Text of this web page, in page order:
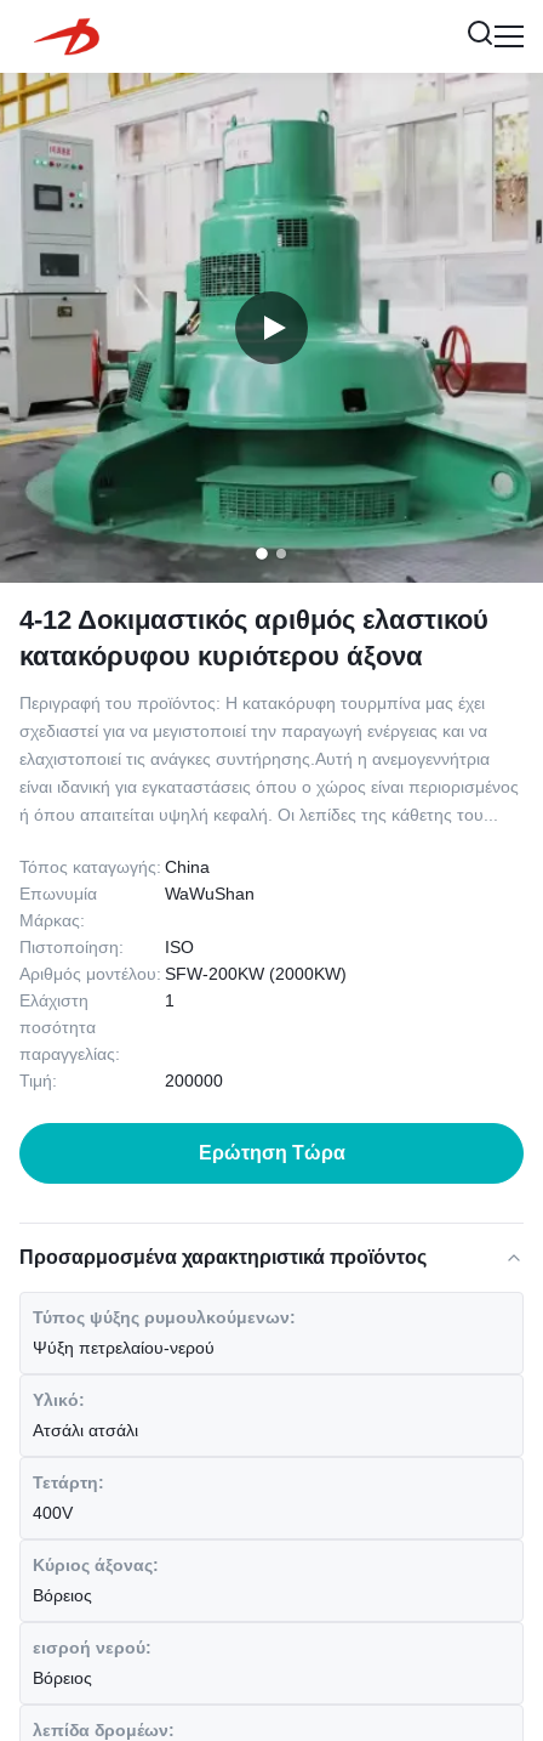
4-12 Δοκιμαστικός αριθμός ελαστικού
κατακόρυφου κυριότερου άξονα
Περιγραφή του προϊόντος: Η κατακόρυφη τουρμπίνα μας έχει
σχεδιαστεί για να μεγιστοποιεί την παραγωγή ενέργειας και να
ελαχιστοποιεί τις ανάγκες συντήρησης.Αυτή η ανεμογεννήτρια
είναι ιδανική για εγκαταστάσεις όπου ο χώρος είναι περιορισμένος
ή όπου απαιτείται υψηλή κεφαλή. Οι λεπίδες της κάθετης του...
Τόπος καταγωγής: China
Επωνυμία
Μάρκας:
WaWuShan
Πιστοποίηση:
ISO
Αριθμός μοντέλου: SFW-200KW (2000KW)
Ελάχιστη
ποσότητα
παραγγελίας:
1
Τιμή: 200000
Ερώτηση Τώρα
Προσαρμοσμένα χαρακτηριστικά προϊόντος
Τύπος ψύξης ρυμουλκούμενων:
Ψύξη πετρελαίου-νερού
Υλικό:
Ατσάλι ατσάλι
Τετάρτη:
400V
Κύριος άξονας:
Βόρειος
εισροή νερού:
Βόρειος
λεπίδα δρομέων: